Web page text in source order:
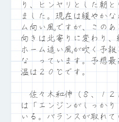
り、ヒンヤリとした朝と
ました。現在は緩やかな
ム向い風ですが、このあ
向きは北寄りに変わり、
ホーム追い風が吹く予報
な っています。予想最
温は２０℃です。
佐々木和伸（８、１２
は「エンジンがしっかり
いる。バランスが取れて